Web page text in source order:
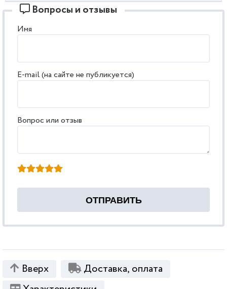
Вопросы и отзывы
Имя
E-mail (на сайте не публикуется)
Вопрос или отзыв
Вверх
Доставка, оплата